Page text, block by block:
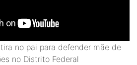
no pai para defender mãe de
no Distrito Federal